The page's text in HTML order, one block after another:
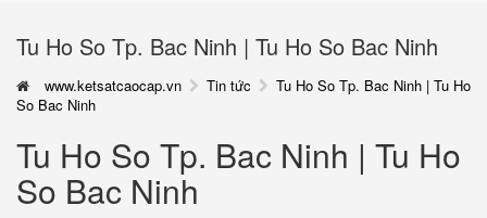
Tu Ho So Tp. Bac Ninh | Tu Ho So Bac Ninh
www.ketsatcaocap.vn Tin tức
Tu Ho So Tp. Bac Ninh | Tu Ho
So Bac Ninh
Tu Ho So Tp. Bac Ninh | Tu Ho
So Bac Ninh